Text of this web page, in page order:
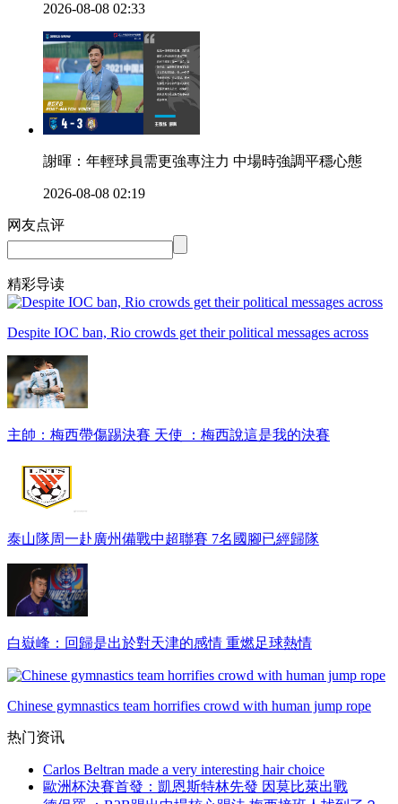
2026-08-08 02:33
謝暉：年輕球員需更強專注力 中場時強調平穩心態
2026-08-08 02:19
网友点评
精彩导读
Despite IOC ban, Rio crowds get their political messages across
主帥：梅西帶傷踢決賽 天使 ：梅西說這是我的決賽
泰山隊周一赴廣州備戰中超聯賽 7名國腳已經歸隊
白嶽峰：回歸是出於對天津的感情 重燃足球熱情
Chinese gymnastics team horrifies crowd with human jump rope
热门资讯
Carlos Beltran made a very interesting hair choice
歐洲杯決賽首發：凱恩斯特林先發 因莫比萊出戰